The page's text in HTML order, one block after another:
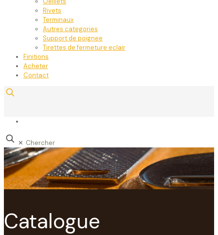
Rivets
Terminaux
Autres categories
Support de poignee
Tirettes de fermeture eclair
Finitions
Acheter
Contact
✕
Catalogue